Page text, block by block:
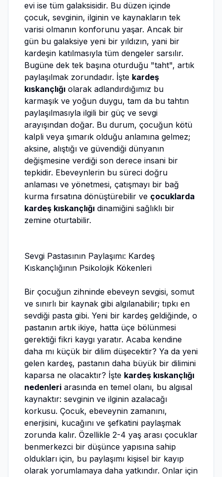
evi ise tüm galaksisidir. Bu düzen içinde
çocuk, sevginin, ilginin ve kaynakların tek
varisi olmanın konforunu yaşar. Ancak bir
gün bu galaksiye yeni bir yıldızın, yani bir
kardeşin katılmasıyla tüm dengeler sarsılır.
Bugüne dek tek başına oturduğu "taht", artık
paylaşılmak zorundadır. İşte kardeş
kıskançlığı olarak adlandırdığımız bu
karmaşık ve yoğun duygu, tam da bu tahtın
paylaşılmasıyla ilgili bir güç ve sevgi
arayışından doğar. Bu durum, çocuğun kötü
kalpli veya şımarık olduğu anlamına gelmez;
aksine, alıştığı ve güvendiği dünyanın
değişmesine verdiği son derece insani bir
tepkidir. Ebeveynlerin bu süreci doğru
anlaması ve yönetmesi, çatışmayı bir bağ
kurma fırsatına dönüştürebilir ve çocuklarda
kardeş kıskançlığı dinamiğini sağlıklı bir
zemine oturtabilir.
Sevgi Pastasının Paylaşımı: Kardeş
Kıskançlığının Psikolojik Kökenleri
Bir çocuğun zihninde ebeveyn sevgisi, somut
ve sınırlı bir kaynak gibi algılanabilir; tıpkı en
sevdiği pasta gibi. Yeni bir kardeş geldiğinde, o
pastanın artık ikiye, hatta üçe bölünmesi
gerektiği fikri kaygı yaratır. Acaba kendine
daha mı küçük bir dilim düşecektir? Ya da yeni
gelen kardeş, pastanın daha büyük bir dilimini
kaparsa ne olacaktır? İşte kardeş kıskançlığı
nedenleri arasında en temel olanı, bu algısal
kaynaktır: sevginin ve ilginin azalacağı
korkusu. Çocuk, ebeveynin zamanını,
enerjisini, kucağını ve şefkatini paylaşmak
zorunda kalır. Özellikle 2-4 yaş arası çocuklar
benmerkezci bir düşünce yapısına sahip
oldukları için, bu paylaşımı kişisel bir kayıp
olarak yorumlamaya daha yatkındır. Onlar için